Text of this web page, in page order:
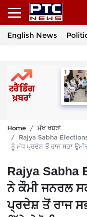
English News
Home
ਮੁੱਖ ਖਬਰਾਂ
Rajya Sabha
ਨੂੰ ਮੱਧ ਪ੍ਰਦੇਸ਼ ਤੋਂ ਰਾਜ ਸਭਾ
Rajya Sabha
ਨੇ ਕੌਮੀ ਜਨਰਲ
ਪ੍ਰਦੇਸ਼ ਤੋਂ ਰਾਜ